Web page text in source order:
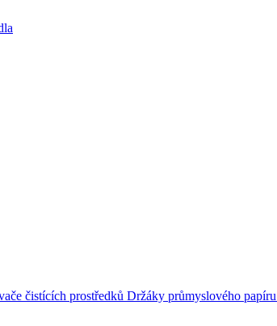
čistících prostředků Držáky průmyslového papíru